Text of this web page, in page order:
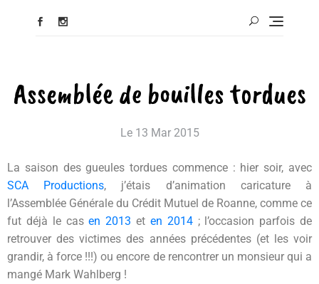
Assemblée de bouilles tordues
Le 13 Mar 2015
La saison des gueules tordues commence : hier soir, avec
SCA Productions, j’étais d’animation caricature à
l’Assemblée Générale du Crédit Mutuel de Roanne, comme ce
fut déjà le casen 2013 et en 2014; l’occasion parfois de
retrouver des victimes des années précédentes (et les voir
grandir, à force !!!) ou encore de rencontrer un monsieur qui a
mangé Mark Wahlberg !